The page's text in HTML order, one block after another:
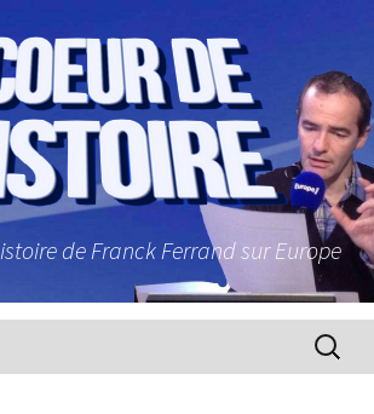
de Franck Ferrand sur Europe